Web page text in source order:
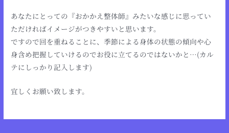
あなたにとっての『おかかえ整体師』みたいな感じに思ってい
ただければイメージがつきやすいと思います。
ですので回を重ねることに、季節による身体の状態の傾向や心
身含め把握していけるのでお役に立てるのではないかと…(カル
テにしっかり記入します)
宜しくお願い致します。